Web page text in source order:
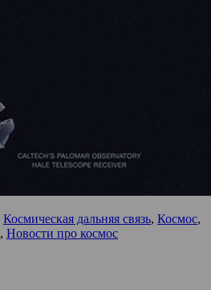
Космическая дальняя связь, Космос,
, Новости про космос